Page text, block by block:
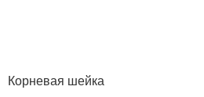
Корневая шейка